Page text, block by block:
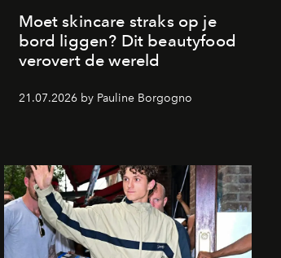
Moet skincare straks op je
bord liggen? Dit beautyfood
verovert de wereld
21.07.2026 by Pauline Borgogno